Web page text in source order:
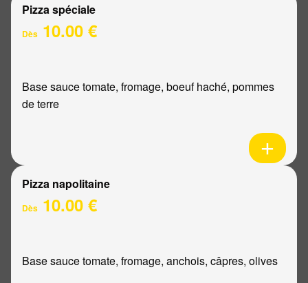
Pizza spéciale
Dès 10.00 €
Base sauce tomate, fromage, boeuf haché, pommes
de terre
Pizza napolitaine
Dès 10.00 €
Base sauce tomate, fromage, anchois, câpres, olives